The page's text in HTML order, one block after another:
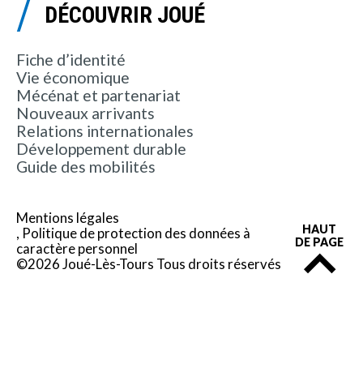
DÉCOUVRIR JOUÉ
Fiche d’identité
Vie économique
Mécénat et partenariat
Nouveaux arrivants
Relations internationales
Développement durable
Guide des mobilités
Mentions légales
Politique de protection des données à
caractère personnel
©2026 Joué-Lès-Tours Tous droits réservés
HAUT
DE PAGE